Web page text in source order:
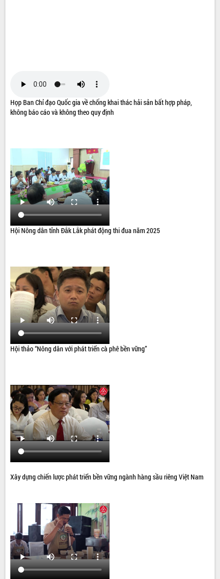
Họp Ban Chỉ đạo Quốc gia về chống khai thác hải sản bất hợp pháp,
không báo cáo và không theo quy định
Hội Nông dân tỉnh Đắk Lắk phát động thi đua năm 2025
Hội thảo “Nông dân với phát triển cà phê bền vững”
Xây dựng chiến lược phát triển bền vững ngành hàng sầu riêng Việt Nam